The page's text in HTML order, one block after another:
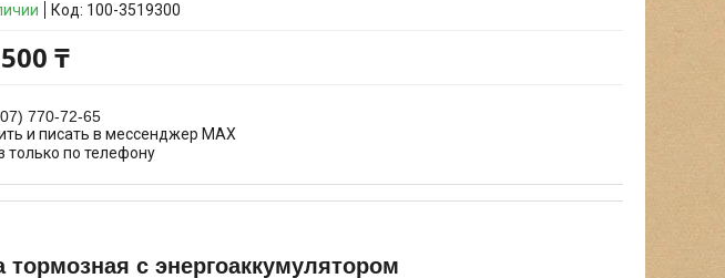
Код: 100-3519300
₸
770-72-65
и писать в мессенджер MAX
только по телефону
тормозная с энергоаккумулятором